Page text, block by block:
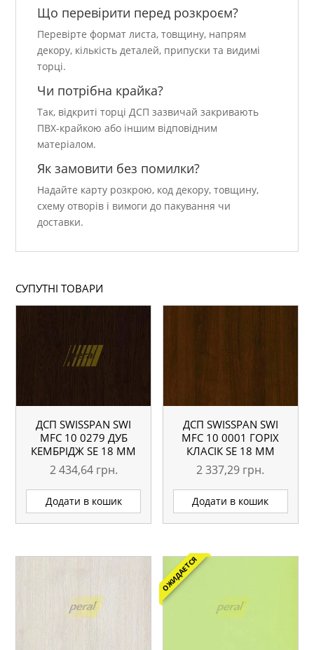
Що перевірити перед розкроєм?
Перевірте формат листа, товщину, напрям
декору, кількість деталей, припуски та видимі
торці.
Чи потрібна крайка?
Так, відкриті торці ДСП зазвичай закривають
ПВХ-крайкою або іншим відповідним
матеріалом.
Як замовити без помилки?
Надайте карту розкрою, код декору, товщину,
схему отворів і вимоги до пакування чи
доставки.
СУПУТНІ ТОВАРИ
ДСП SWISSPAN SWI
MFC 10 0279 ДУБ
КЕМБРІДЖ SE 18 ММ
2 434,64 грн.
Додати в кошик
ДСП SWISSPAN SWI
MFC 10 0001 ГОРІХ
КЛАСІК SE 18 ММ
2 337,29 грн.
Додати в кошик
ОЖИДАЕТСЯ